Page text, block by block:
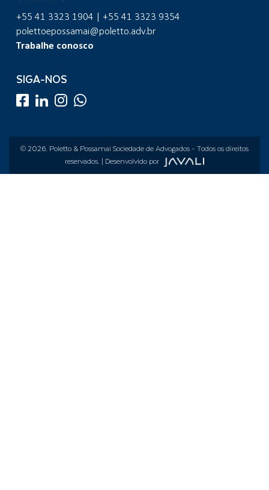
+55 41 3323 1904 | +55 41 3323 9354
polettoepossamai@poletto.adv.br
Trabalhe conosco
SIGA-NOS
© 2026. Poletto & Possamai Sociedade de Advogados - Todos os direitos
reservados. | Desenvolvido por